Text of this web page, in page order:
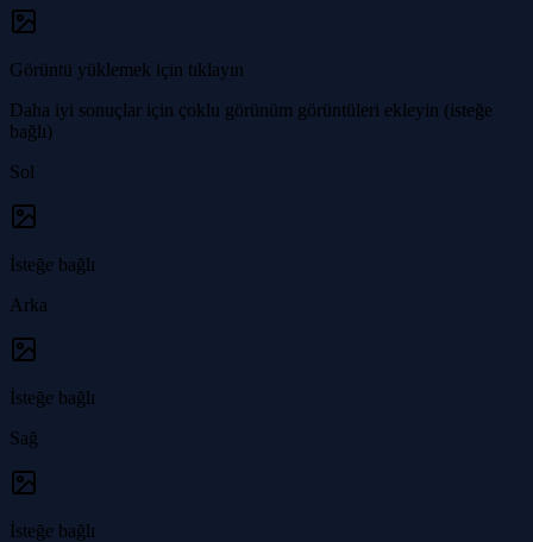
Görüntü yüklemek için tıklayın
Daha iyi sonuçlar için çoklu görünüm görüntüleri ekleyin (isteğe
bağlı)
Sol
İsteğe bağlı
Arka
İsteğe bağlı
Sağ
İsteğe bağlı